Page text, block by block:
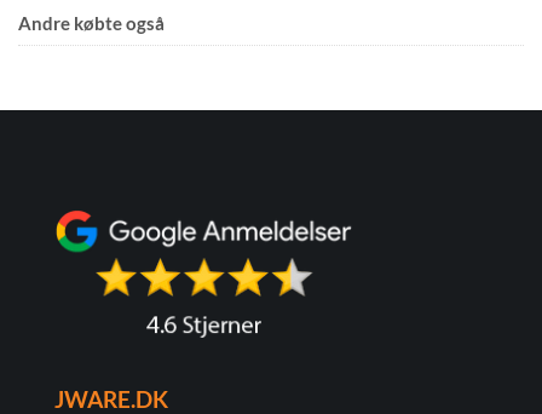
Andre købte også
JWARE.DK